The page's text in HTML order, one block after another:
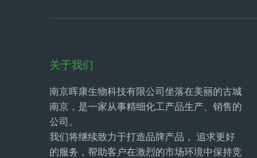
关于我们
南京晖康生物科技有限公司坐落在美丽的古城
南京，是一家从事精细化工产品生产、销售的
公司。
我们将继续致力于打造品牌产品， 追求更好
的服务，帮助客户在激烈的市场环境中保持竞